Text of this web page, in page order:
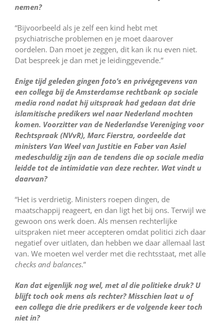
nemen?
“Bijvoorbeeld als je zelf een kind hebt met
psychiatrische problemen en je moet daarover
oordelen. Dan moet je zeggen, dit kan ik nu even niet.
Dat bespreek je dan met je leidinggevende.”
Enige tijd geleden gingen foto’s en privégegevens van
een collega bij de Amsterdamse rechtbank op sociale
media rond nadat hij uitspraak had gedaan dat drie
islamitische predikers wel naar Nederland mochten
komen. Voorzitter van de Nederlandse Vereniging voor
Rechtspraak (NVvR), Marc Fierstra, oordeelde dat
ministers Van Weel van Justitie en Faber van Asiel
medeschuldig zijn aan de tendens die op sociale media
leidde tot de intimidatie van deze rechter. Wat vindt u
daarvan?
“Het is verdrietig. Ministers roepen dingen, de
maatschappij reageert, en dan ligt het bij ons. Terwijl we
gewoon ons werk doen. Als mensen rechterlijke
uitspraken niet meer accepteren omdat politici zich daar
negatief over uitlaten, dan hebben we daar allemaal last
van. We moeten wel verder met die rechtsstaat, met alle
checks and balances.”
Kan dat eigenlijk nog wel, met al die politieke druk? U
blijft toch ook mens als rechter? Misschien laat u of
een collega die drie predikers er de volgende keer toch
niet in?